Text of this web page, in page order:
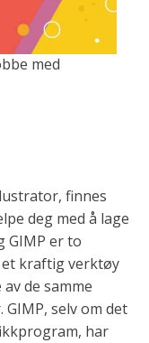
med
finnes
deg med å lage
GIMP er to
kraftig verktøy
de samme
selv om det
har